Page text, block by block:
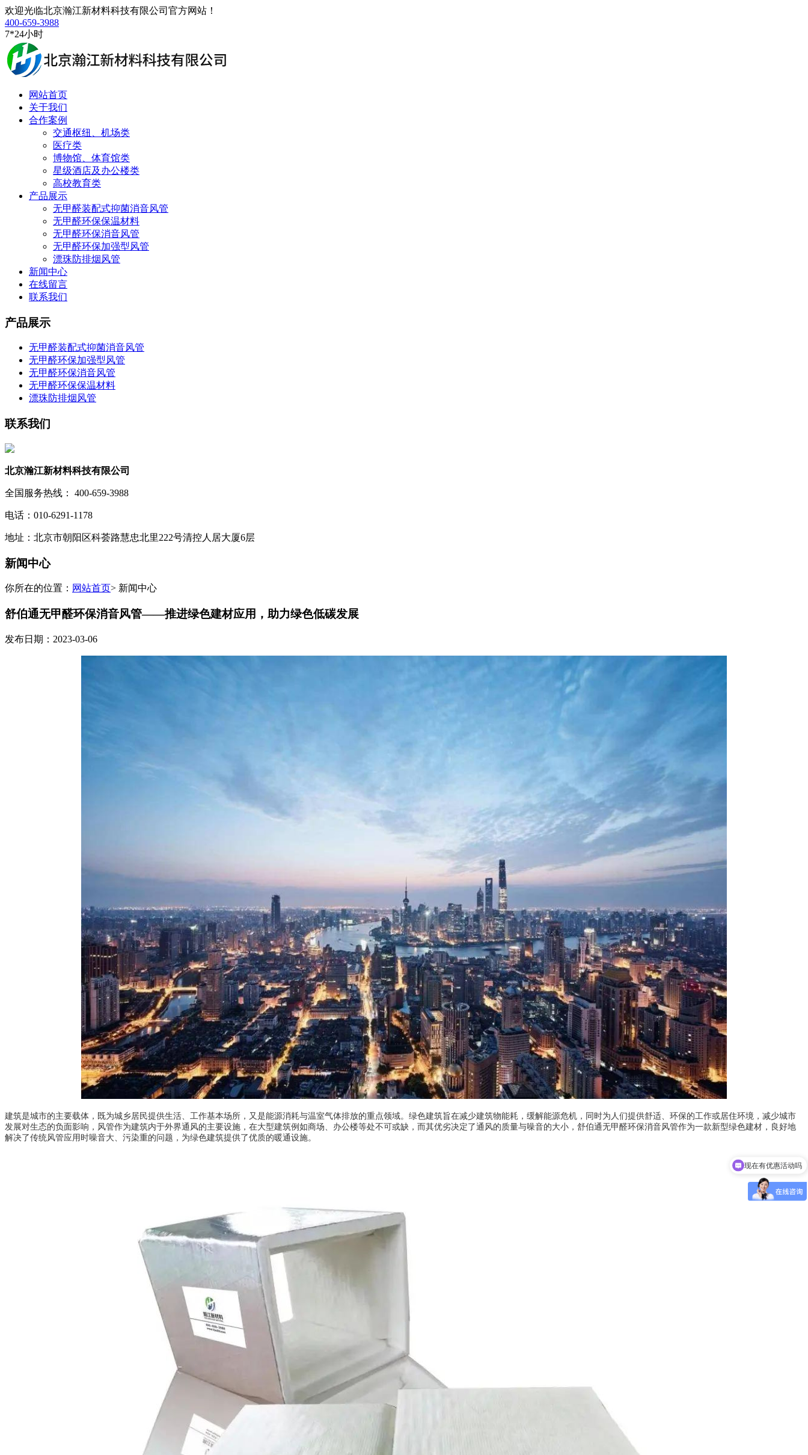
欢迎光临北京瀚江新材料科技有限公司官方网站！
400-659-3988
7*24小时
网站首页
关于我们
合作案例
交通枢纽、机场类
医疗类
博物馆、体育馆类
星级酒店及办公楼类
高校教育类
产品展示
无甲醛装配式抑菌消音风管
无甲醛环保保温材料
无甲醛环保消音风管
无甲醛环保加强型风管
漂珠防排烟风管
新闻中心
在线留言
联系我们
产品展示
无甲醛装配式抑菌消音风管
无甲醛环保加强型风管
无甲醛环保消音风管
无甲醛环保保温材料
漂珠防排烟风管
联系我们
北京瀚江新材料科技有限公司
全国服务热线： 400-659-3988
电话：010-6291-1178
地址：北京市朝阳区科荟路慧忠北里222号清控人居大厦6层
新闻中心
你所在的位置： 网站首页> 新闻中心
舒伯通无甲醛环保消音风管——推进绿色建材应用，助力绿色低碳发展
发布日期：2023-03-06
建筑是城市的主要载体，既为城乡居民提供生活、工作基本场所，又是能源消耗与温室气体排放的重点领域。绿色建筑旨在减少建筑物能耗，缓解能源危机，同时为人们提供舒适、环保的工作或居住环境，减少城市
发展对生态的负面影响，风管作为建筑内于外界通风的主要设施，在大型建筑例如商场、办公楼等处不可或缺，而其优劣决定了通风的质量与噪音的大小，舒伯通无甲醛环保消音风管作为一款新型绿色建材，良好地
解决了传统风管应用时噪音大、污染重的问题，为绿色建筑提供了优质的暖通设施。
可以介绍下你们的产品么